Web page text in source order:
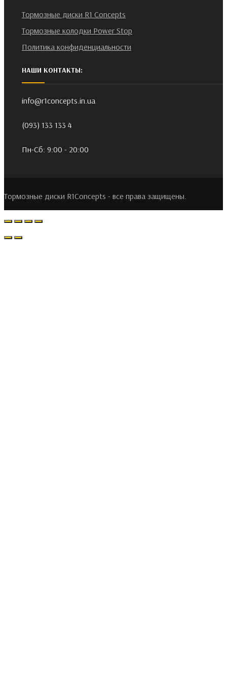
Тормозные диски R1 Concepts
Тормозные колодки Power Stop
Политика конфиденциальности
НАШИ КОНТАКТЫ:
info@r1concepts.in.ua
(093) 133 133 4
Пн-Сб: 9:00 - 20:00
Тормозные диски R1Concepts - все права защищены.